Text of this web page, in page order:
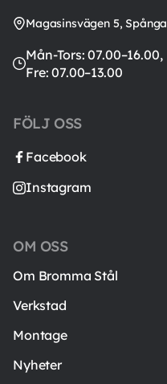
Magasinsvägen 5, Spånga
Mån-Tors: 07.00–16.00,
Fre: 07.00–13.00
FÖLJ OSS
Facebook
Instagram
OM OSS
Om Bromma Stål
Verkstad
Montage
Nyheter